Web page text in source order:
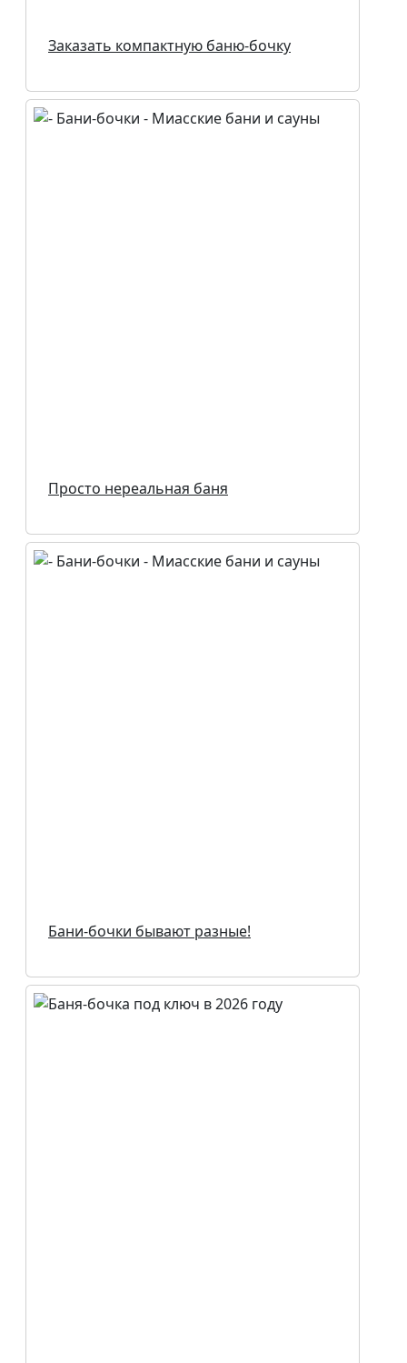
Заказать компактную баню-бочку
Просто нереальная баня
Бани-бочки бывают разные!